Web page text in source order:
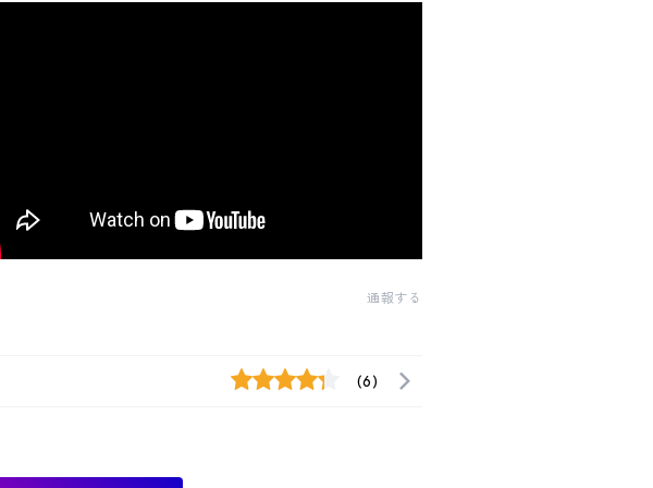
通報する
(6)